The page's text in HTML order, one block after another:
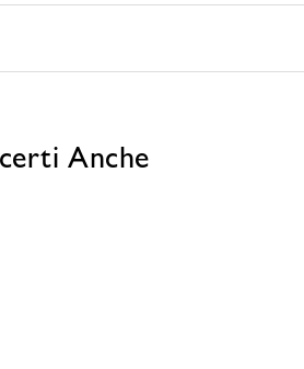
Anche